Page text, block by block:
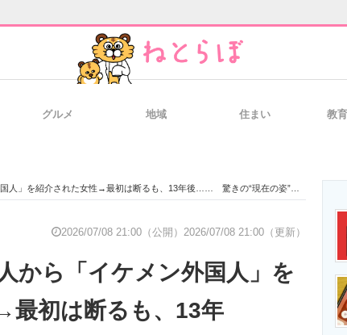
経営リーダーのコ
製造業のIT導入・
グルメ 地域 住まい 教
された女性→最初は断るも、13年後…… 驚きの“現在の姿”に「人生なにがあるか分からない」
2026/07/08 21:00（公開） 2026/07/08 21:00（更新）
から「イケメン外国人」を
最初は断るも、13年